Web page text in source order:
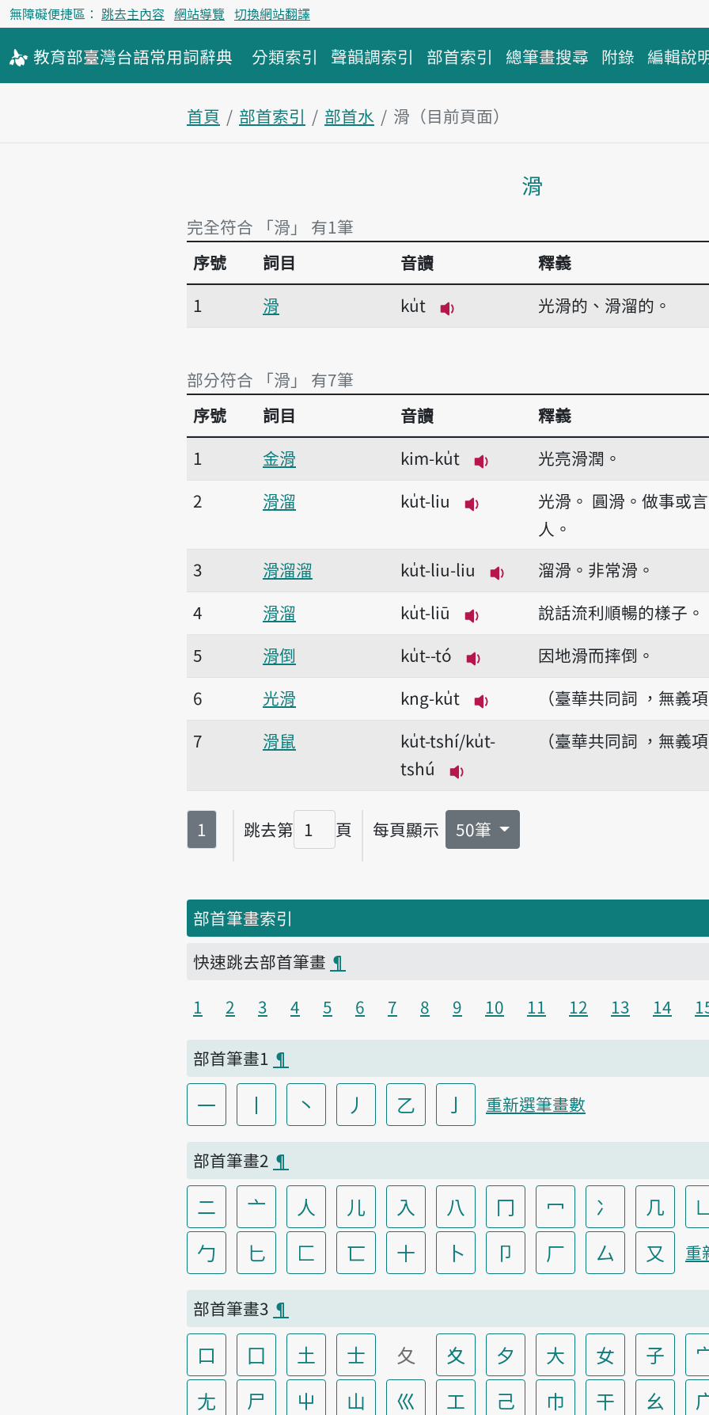
無障礙便捷區： 跳去主內容 網站導覽 切換網站翻譯
教育部臺灣台語常用詞辭典 分類索引 聲韻調索引 部首索引 總筆畫搜尋 附錄 編輯說
首頁 部首索引 部首水
滑（目前頁面）
滑
完全符合 「滑」 有1筆
完全符合 「滑」 有1筆
序號 詞目 音讀
釋義
1
滑
ku̍t
播放音讀ku̍t
光滑的、滑溜的。
部分符合 「滑」 有7筆
部分符合 「滑」 有7筆
序號 詞目 音讀
釋義
1
金滑
kim-ku̍t
播放音讀kim-ku̍t
光亮滑潤。
2
滑溜
ku̍t-liu
播放音讀ku̍t-liu
光滑。 圓滑。做事或
人。
3
滑溜溜
ku̍t-liu-liu
播放音讀ku̍t-liu-liu
溜滑。非常滑。
4
滑溜
ku̍t-liū
播放音讀ku̍t-liū
說話流利順暢的樣子。
5
滑倒
ku̍t--tó
播放音讀ku̍t--tó
因地滑而摔倒。
6
光滑
kng-ku̍t
播放音讀kng-ku̍t
（臺華共同詞 ，無義項
7
滑鼠
ku̍t-tshí/ku̍t-
tshú
播放音讀ku̍t-tshí/ku̍t-tshú
（臺華共同詞 ，無義項
第
1 跳去第
頁碼
頁 每頁顯示 50筆
部首筆畫索引
快速跳去部首筆畫 ¶
1
2 3 4 5 6 7 8 9 10 11 12 13 14
部首筆畫1 ¶
一 丨 丶 丿 乙 亅 重新選筆畫數
部首筆畫2 ¶
二 亠 人 儿 入 八 冂 冖 冫 几
勹
匕 匚 匸 十 卜 卩 厂 厶 又 重
部首筆畫3 ¶
口 囗 土 士 夂 夊 夕 大 女 子
尢
尸 屮 山 巛 工 己 巾 干 幺